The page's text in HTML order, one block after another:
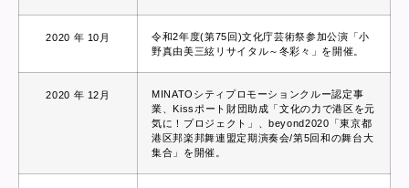
2020 年 10月
令和2年度(第75回)文化庁芸術祭参加公演「小
野真由美三絃リサイタル～冬彩々」を開催。
2020 年 12月
MINATOシティプロモーションクルー認定事
業、Kissポート財団助成「文化の力で港区を元
気に！プロジェクト」、beyond2020「東京都
港区邦楽邦舞連盟定期演奏会/第5回和の舞台大
集合」を開催。